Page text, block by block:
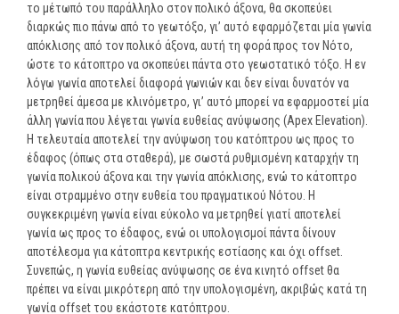
το μέτωπό του παράλληλο στον πολικό άξονα, θα σκοπεύει
διαρκώς πιο πάνω από το γεωτόξο, γι’ αυτό εφαρμόζεται μία γωνία
απόκλισης από τον πολικό άξονα, αυτή τη φορά προς τον Νότο,
ώστε το κάτοπτρο να σκοπεύει πάντα στο γεωστατικό τόξο. Η εν
λόγω γωνία αποτελεί διαφορά γωνιών και δεν είναι δυνατόν να
μετρηθεί άμεσα με κλινόμετρο, γι’ αυτό μπορεί να εφαρμοστεί μία
άλλη γωνία που λέγεται γωνία ευθείας ανύψωσης (Apex Elevation).
H τελευταία αποτελεί την ανύψωση του κατόπτρου ως προς το
έδαφος (όπως στα σταθερά), με σωστά ρυθμισμένη καταρχήν τη
γωνία πολικού άξονα και την γωνία απόκλισης, ενώ το κάτοπτρο
είναι στραμμένο στην ευθεία του πραγματικού Νότου. Η
συγκεκριμένη γωνία είναι εύκολο να μετρηθεί γιατί αποτελεί
γωνία ως προς το έδαφος, ενώ οι υπολογισμοί πάντα δίνουν
αποτέλεσμα για κάτοπτρα κεντρικής εστίασης και όχι offset.
Συνεπώς, η γωνία ευθείας ανύψωσης σε ένα κινητό offset θα
πρέπει να είναι μικρότερη από την υπολογισμένη, ακριβώς κατά τη
γωνία offset του εκάστοτε κατόπτρου.